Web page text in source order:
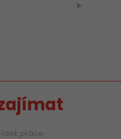
⯈
práce